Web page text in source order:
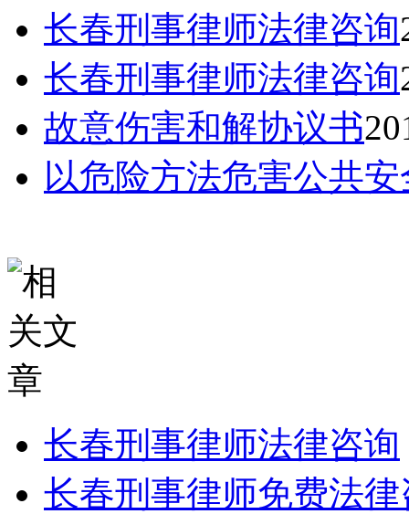
长春刑事律师法律咨询
长春刑事律师法律咨询
故意伤害和解协议书
以危险方法危害公共
长春刑事律师法律咨询
长春刑事律师免费法